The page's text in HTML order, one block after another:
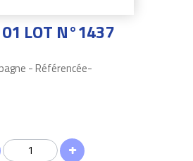
LOT N°1437
- Référencée-